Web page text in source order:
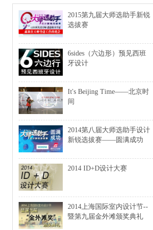
2015第九届大师选助手新锐
选拔赛
6sides（六边形）预见西班
牙设计
It's Beijing Time——北京时
间
2014第八届大师选助手设计
新锐选拔赛——圆满成功
2014 ID+D设计大赛
2014上海国际室内设计节--
暨第九届金外滩颁奖典礼